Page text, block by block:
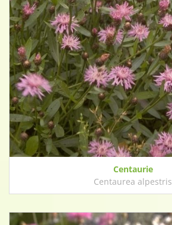
Centaurie
Centaurea alpestris